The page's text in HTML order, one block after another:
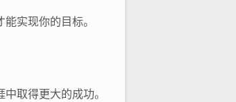
实现你的目标。
取得更大的成功。